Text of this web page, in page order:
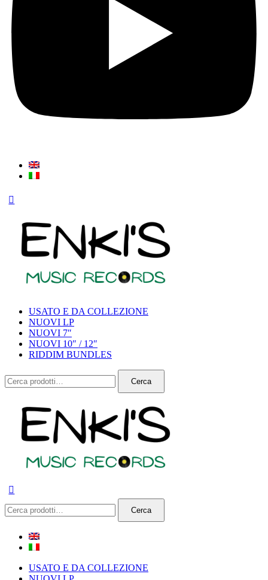
USATO E DA COLLEZIONE
NUOVI LP
NUOVI 7″
NUOVI 10″ / 12″
RIDDIM BUNDLES
Cerca:
Cerca
Cerca:
Cerca
USATO E DA COLLEZIONE